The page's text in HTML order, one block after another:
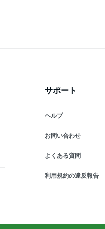
サポート
ヘルプ
お問い合わせ
よくある質問
利用規約の違反報告